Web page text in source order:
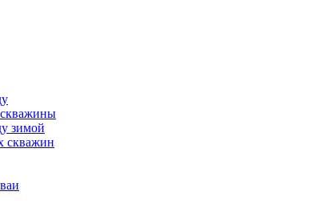
скважины
зимой
скважин